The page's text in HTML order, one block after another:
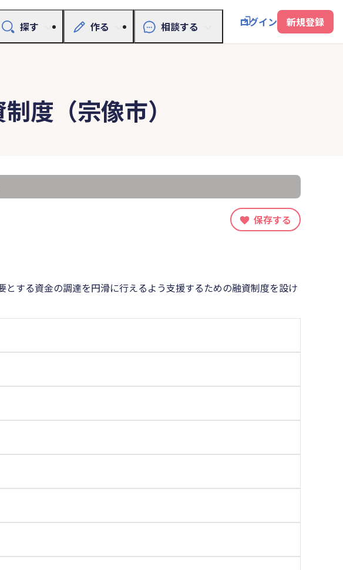
探す 作る 相談する ログイン 新規登録
度（宗像市）
保存する
する資金の調達を円滑に行えるよう支援するための融資制度を設け